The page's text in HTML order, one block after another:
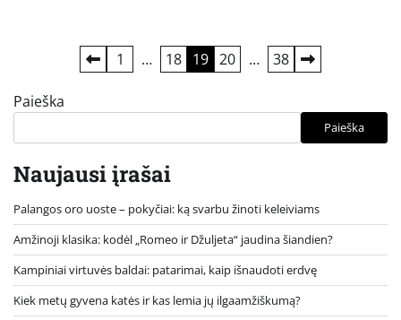
puslapiavimas
1 … 18 19 20 … 38
Paieška
Paieška
Naujausi įrašai
Palangos oro uoste – pokyčiai: ką svarbu žinoti keleiviams
Amžinoji klasika: kodėl „Romeo ir Džuljeta“ jaudina šiandien?
Kampiniai virtuvės baldai: patarimai, kaip išnaudoti erdvę
Kiek metų gyvena katės ir kas lemia jų ilgaamžiškumą?